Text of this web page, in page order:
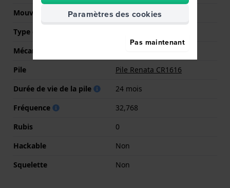
Mouvement suisse
Non
Type d'affichage
Mécanisme
Pile
Pile Renata CR1616
Durée de vie de la pile
24 mois
Fréquence
32,768
Rubis
0
Hackable
Non
Squelette
Non
Paramètres des cookies
Pas maintenant